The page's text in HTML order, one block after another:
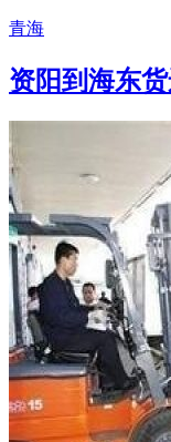
青海
资阳到海东